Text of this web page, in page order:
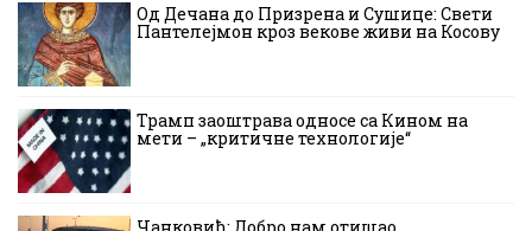
Од Дечана до Призрена и Сушице: Свети
Пантелејмон кроз векове живи на Косову
Трамп заоштрава односе са Кином на
мети – „критичне технологије“